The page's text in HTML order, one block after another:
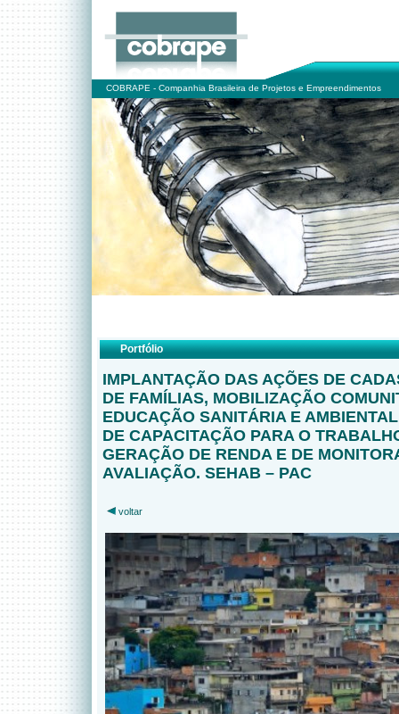
COBRAPE - Companhia Brasileira de Projetos e Empreendimentos
Portfólio
IMPLANTAÇÃO DAS AÇÕES DE
DE FAMÍLIAS, MOBILIZAÇÃO
EDUCAÇÃO SANITÁRIA E
DE CAPACITAÇÃO PARA O
GERAÇÃO DE RENDA E DE
AVALIAÇÃO. SEHAB – PAC
voltar